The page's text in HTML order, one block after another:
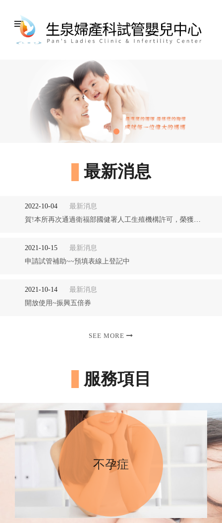
menu
最新消息
2022-10-04
最新消息
2021-10-15
最新消息
申請試管補助~~預填表線上登記中
2021-10-14
最新消息
開放使用~振興五倍券
SEE MORE
服務項目
不孕症